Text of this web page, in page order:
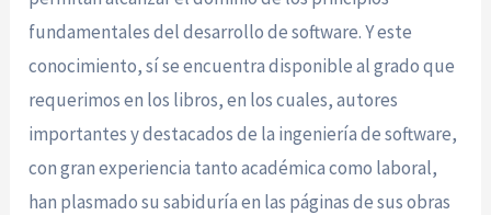
fundamentales del desarrollo de software. Y este
conocimiento, sí se encuentra disponible al grado que
requerimos en los libros, en los cuales, autores
importantes y destacados de la ingeniería de software,
con gran experiencia tanto académica como laboral,
han plasmado su sabiduría en las páginas de sus obras